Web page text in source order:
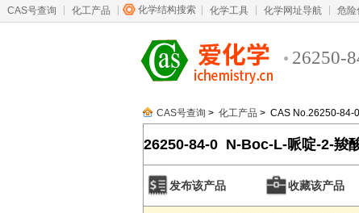
CAS号查询 化工产品 化学结构搜索 化学工具 化学网址导航 危险
26250-
CAS号查询 > 化工产品 > CAS No.26250-84-0
26250-84-0 N-Boc-L-哌啶-2-羧
发布该产品 收藏该产品